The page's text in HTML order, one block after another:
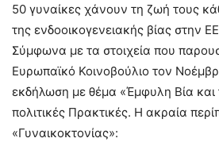
50 γυναίκες χάνουν τη ζωή τους
της ενδοοικογενειακής βίας στην
Σύμφωνα με τα στοιχεία που
Ευρωπαϊκό Κοινοβούλιο τον
εκδήλωση με θέμα «Έμφυλη Βία και
πολιτικές Πρακτικές. Η ακραία
«Γυναικοκτονίας»: